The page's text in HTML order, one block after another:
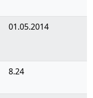
01.05.2014
8.24